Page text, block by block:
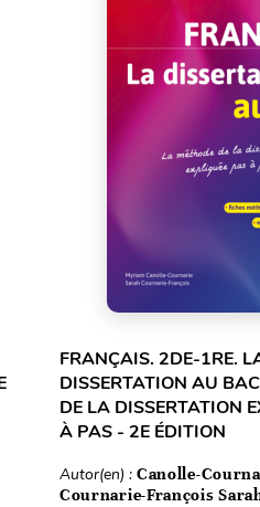
FRANÇAIS. 2DE-1RE.
DISSERTATION AU
DE LA DISSERTATION
À PAS - 2E ÉDITION
Autor(en) : Canolle-
Cournarie-François